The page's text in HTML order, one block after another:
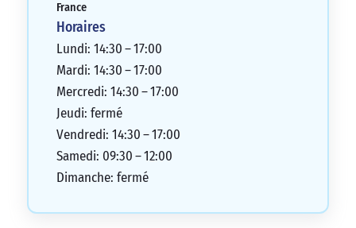
France
Horaires
Lundi: 14:30 – 17:00
Mardi: 14:30 – 17:00
Mercredi: 14:30 – 17:00
Jeudi: fermé
Vendredi: 14:30 – 17:00
Samedi: 09:30 – 12:00
Dimanche: fermé